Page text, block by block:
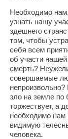
Необходимо
узнать нашу
здешнего
том, чтобы
себя всем
об участи
смерть?
совершаемые
непроизвольно?
зло на земле по
торжествует, а
необходимо нам
видимую
человека.